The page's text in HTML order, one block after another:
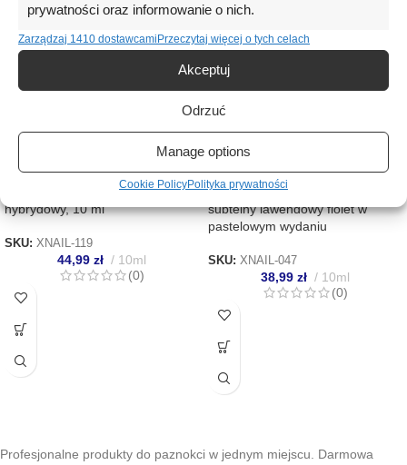
prywatności oraz informowanie o nich.
Zarządzaj 1410 dostawcamiPrzeczytaj więcej o tych celach
Akceptuj
Odrzuć
Manage options
Cookie PolicyPolityka prywatności
Xnail Mineral Milk #0501 –
mleczny półtransparentny lakier
hybrydowy, 10 ml
SKU: XNAIL-119
44,99 zł
10ml
(0)
GLITTER
XNAIL Lakier Hybrydowy 10 ml
Lavender Harmony #0406 –
subtelny lawendowy fiolet w
pastelowym wydaniu
SKU: XNAIL-047
38,99 zł
10ml
(0)
Profesjonalne produkty do paznokci w jednym miejscu. Darmowa